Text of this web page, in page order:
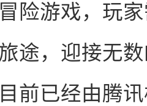
险游戏，玩
途，迎接无
前已经由腾